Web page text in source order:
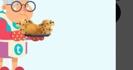
anmelden
stimmen Sie dem Erhalt von E-Mail-
des E-Mail-Nutzungsverhaltens zu. Die
Weitere Informationen finden Sie in